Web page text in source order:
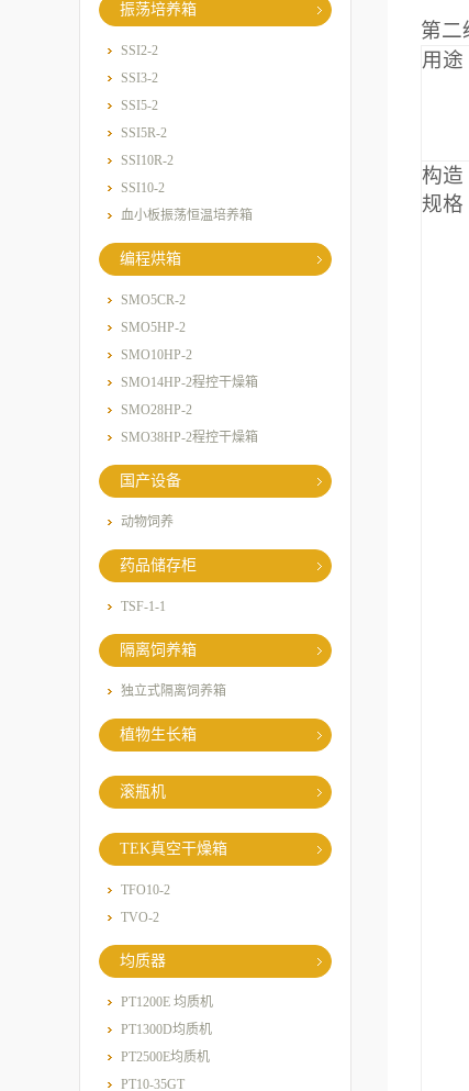
振荡培养箱
SSI2-2
SSI3-2
SSI5-2
SSI5R-2
SSI10R-2
SSI10-2
血小板振荡恒温培养箱
编程烘箱
SMO5CR-2
SMO5HP-2
SMO10HP-2
SMO14HP-2程控干燥箱
SMO28HP-2
SMO38HP-2程控干燥箱
国产设备
动物饲养
药品储存柜
TSF-1-1
隔离饲养箱
独立式隔离饲养箱
植物生长箱
滚瓶机
TEK真空干燥箱
TFO10-2
TVO-2
均质器
PT1200E 均质机
PT1300D均质机
PT2500E均质机
PT10-35GT
第二
用途
构造
规格